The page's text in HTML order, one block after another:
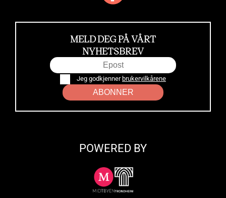
MELD DEG PÅ VÅRT
NYHETSBREV
Jeg godkjenner brukervilkårene
ABONNER
POWERED BY